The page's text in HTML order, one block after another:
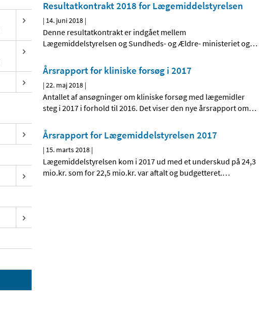
Resultatkontrakt 2018 for Lægemiddelstyrelsen
| 14. juni 2018 |
Denne resultatkontrakt er indgået mellem
Lægemiddelstyrelsen og Sundheds- og Ældre- ministeriet og…
Årsrapport for kliniske forsøg i 2017
|22. maj 2018 |
Antallet af ansøgninger om kliniske forsøg med lægemidler
steg i 2017 i forhold til 2016. Det viser den nye årsrapport om…
Årsrapport for Lægemiddelstyrelsen 2017
| 15. marts 2018 |
Lægemiddelstyrelsen kom i 2017 ud med et underskud på 24,3
mio.kr. som for 22,5 mio.kr. var aftalt og budgetteret.…